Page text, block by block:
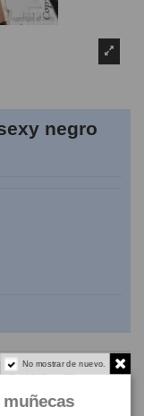
negro
No mostrar de nuevo.